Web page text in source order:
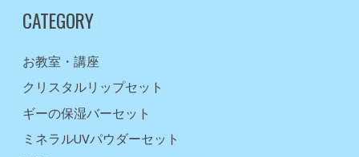
CATEGORY
お教室・講座
クリスタルリップセット
ギーの保湿バーセット
ミネラルUVパウダーセット